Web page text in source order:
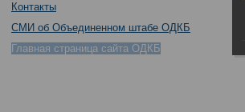
Контакты
СМИ об Объединенном штабе ОДКБ
Главная страница сайта ОДКБ